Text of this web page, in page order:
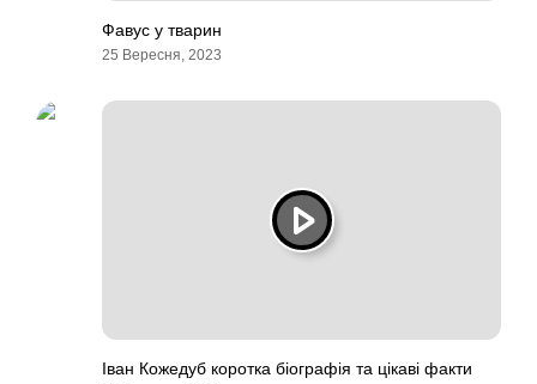
Фавус у тварин
25 Вересня, 2023
Іван Кожедуб коротка біографія та цікаві факти